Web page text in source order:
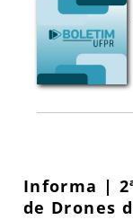
Informa |
de Drones